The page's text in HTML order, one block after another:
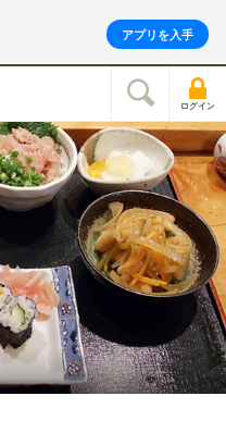
アプリを入手
ログイン